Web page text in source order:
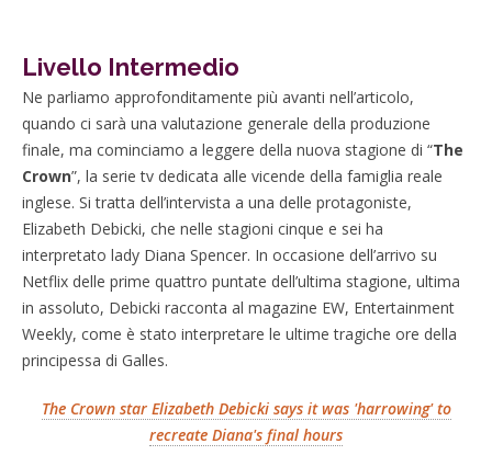
Livello Intermedio
Ne parliamo approfonditamente più avanti nell’articolo,
quando ci sarà una valutazione generale della produzione
finale, ma cominciamo a leggere della nuova stagione di “The
Crown”, la serie tv dedicata alle vicende della famiglia reale
inglese. Si tratta dell’intervista a una delle protagoniste,
Elizabeth Debicki, che nelle stagioni cinque e sei ha
interpretato lady Diana Spencer. In occasione dell’arrivo su
Netflix delle prime quattro puntate dell’ultima stagione, ultima
in assoluto, Debicki racconta al magazine EW, Entertainment
Weekly, come è stato interpretare le ultime tragiche ore della
principessa di Galles.
The Crown star Elizabeth Debicki says it was 'harrowing' to
recreate Diana's final hours